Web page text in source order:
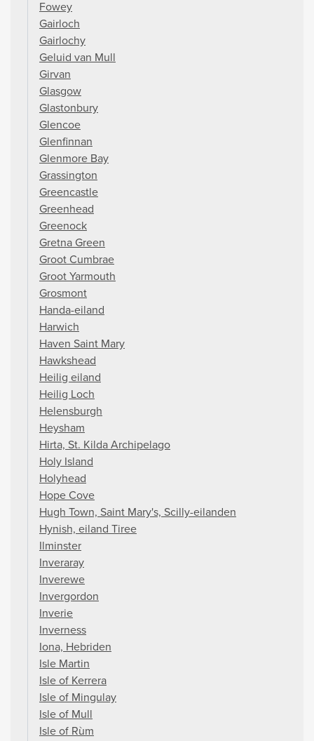
Fowey
Gairloch
Gairlochy
Geluid van Mull
Girvan
Glasgow
Glastonbury
Glencoe
Glenfinnan
Glenmore Bay
Grassington
Greencastle
Greenhead
Greenock
Gretna Green
Groot Cumbrae
Groot Yarmouth
Grosmont
Handa-eiland
Harwich
Haven Saint Mary
Hawkshead
Heilig eiland
Heilig Loch
Helensburgh
Heysham
Hirta, St. Kilda Archipelago
Holy Island
Holyhead
Hope Cove
Hugh Town, Saint Mary's, Scilly-eilanden
Hynish, eiland Tiree
Ilminster
Inveraray
Inverewe
Invergordon
Inverie
Inverness
Iona, Hebriden
Isle Martin
Isle of Kerrera
Isle of Mingulay
Isle of Mull
Isle of Rùm